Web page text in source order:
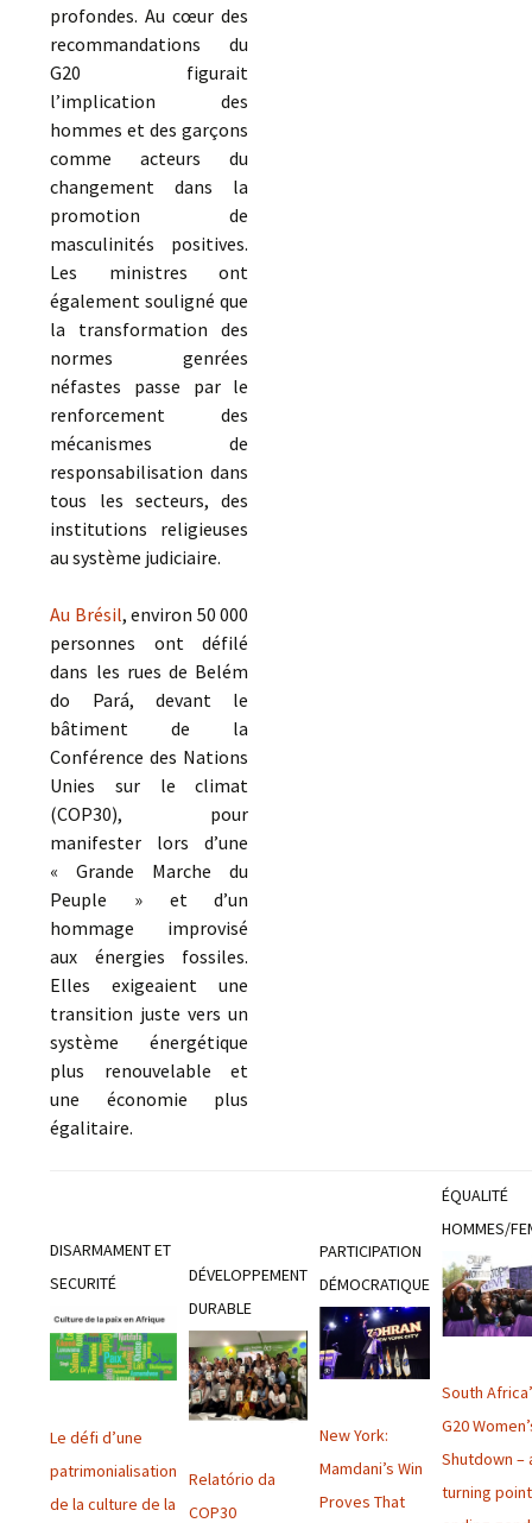
profondes. Au cœur des
recommandations du
G20 figurait
l’implication des
hommes et des garçons
comme acteurs du
changement dans la
promotion de
masculinités positives.
Les ministres ont
également souligné que
la transformation des
normes genrées
néfastes passe par le
renforcement des
mécanismes de
responsabilisation dans
tous les secteurs, des
institutions religieuses
au système judiciaire.
Au Brésil, environ 50 000
personnes ont défilé
dans les rues de Belém
do Pará, devant le
bâtiment de la
Conférence des Nations
Unies sur le climat
(COP30), pour
manifester lors d’une
« Grande Marche du
Peuple » et d’un
hommage improvisé
aux énergies fossiles.
Elles exigeaient une
transition juste vers un
système énergétique
plus renouvelable et
une économie plus
égalitaire.
DISARMAMENT ET
SECURITÉ
Le défi d’une
patrimonialisation
de la culture de la
DÉVELOPPEMENT
DURABLE
Relatório da
COP30
PARTICIPATION
DÉMOCRATIQUE
New York:
Mamdani’s Win
Proves That
ÉQUALITÉ
HOMMES/
South
G20
Shutdown –
turning